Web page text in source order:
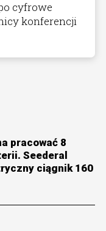
cyfrowe
konferencji
pracować 8
Seederal
ciągnik 160